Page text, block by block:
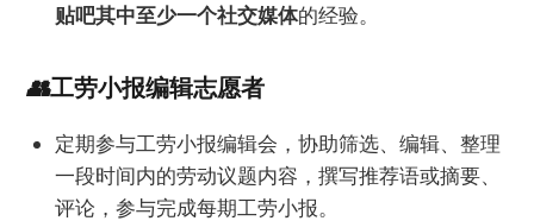
贴吧其中至少一个社交媒体的经验。
👥工劳小报编辑志愿者
定期参与工劳小报编辑会，协助筛选、编辑、整理
一段时间内的劳动议题内容，撰写推荐语或摘要、
评论，参与完成每期工劳小报。